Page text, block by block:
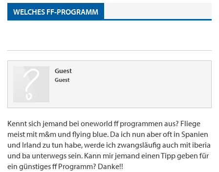
WELCHES FF-PROGRAMM
Guest
Guest
Kennt sich jemand bei oneworld ff programmen aus? Fliege
meist mit m&m und flying blue. Da ich nun aber oft in Spanien
und Irland zu tun habe, werde ich zwangsläufig auch mit iberia
und ba unterwegs sein. Kann mir jemand einen Tipp geben für
ein günstiges ff Programm? Danke!!